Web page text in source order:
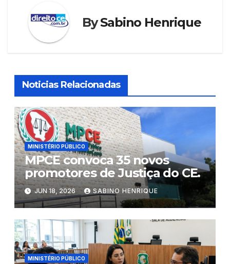
BySabino Henrique
Noticias Relacionadas
MINISTÉRIO PÚBLICO
MPCE convoca 35 novos
promotores de Justiça do CE.
JUN 18, 2026 SABINO HENRIQUE
MINISTÉRIO PÚBLICO